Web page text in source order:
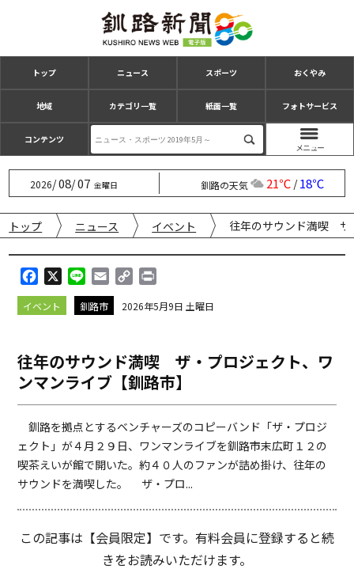
トップ ニュース スポーツ おくやみ
地域 カテゴリ一覧 紙面一覧 フォトサービス
コンテンツ
2026/08/07 金曜日 釧路の天気 21℃/18℃
トップ ニュース イベント 往年のサウンド満喫 ザ
a
c
o
o
i
n
m
a
p
i
n
i
イベント 釧路市 2026年5月9日 土曜日
往年のサウンド満喫 ザ・プロジェクト、ワ
ンマンライブ【釧路市】
釧路を拠点とするベンチャーズのコピーバンド「ザ・プロジ
ェクト」が４月２９日、ワンマンライブを釧路市末広町１２の
喫茶えいが館で開いた。約４０人のファンが詰め掛け、往年の
サウンドを満喫した。 ザ・プロ...
この記事は【会員限定】です。有料会員に登録すると続
きをお読みいただけます。